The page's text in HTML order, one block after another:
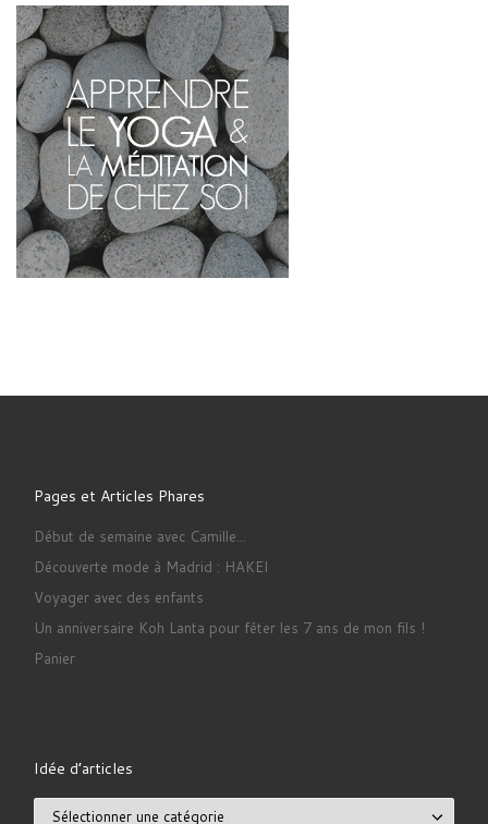
Pages et Articles Phares
Début de semaine avec Camille...
Découverte mode à Madrid : HAKEI
Voyager avec des enfants
Un anniversaire Koh Lanta pour fêter les 7 ans de mon fils !
Panier
Idée d’articles